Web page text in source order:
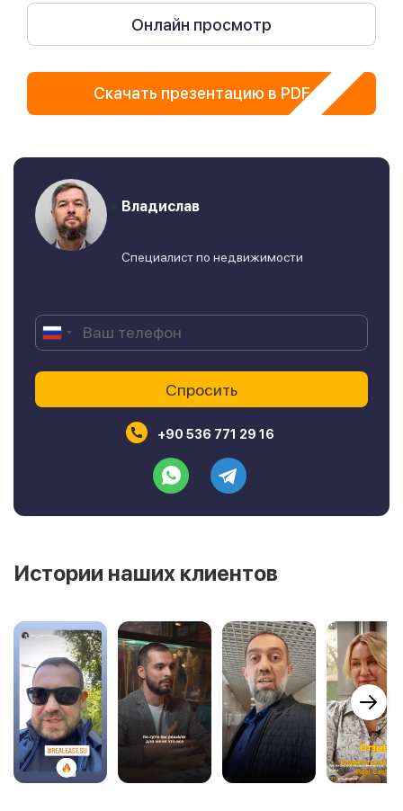
Онлайн просмотр
Скачать презентацию в PDF
Владислав
Специалист по недвижимости
+90 536 771 29 16
Истории наших клиентов